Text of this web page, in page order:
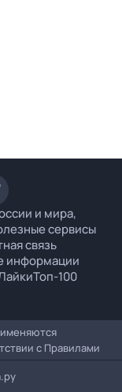
и мира,
сервисы
связь
информации
Топ-100
с Правилами